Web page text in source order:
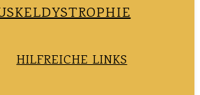
HILFREICHE LINKS